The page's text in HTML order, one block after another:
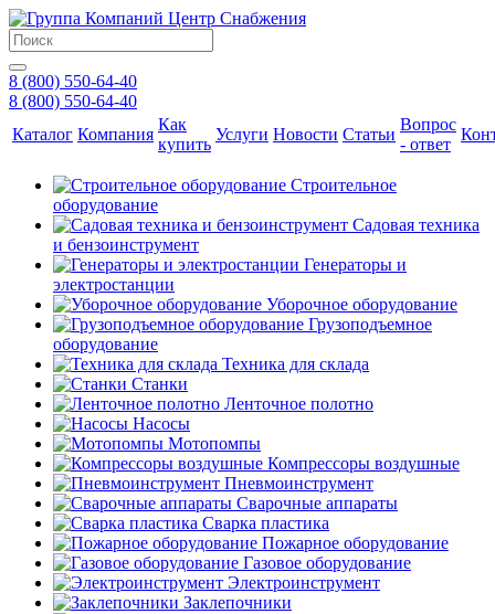
8 (800) 550-64-40
8 (800) 550-64-40
Каталог Компания
Как
купить
Услуги Новости Статьи
Вопрос
- ответ
Строительное
оборудование
Садовая техника
и бензоинструмент
Генераторы и
электростанции
Уборочное оборудование
Грузоподъемное
оборудование
Техника для склада
Станки
Ленточное полотно
Насосы
Мотопомпы
Компрессоры воздушные
Пневмоинструмент
Сварочные аппараты
Сварка пластика
Пожарное оборудование
Газовое оборудование
Электроинструмент
Заклепочники